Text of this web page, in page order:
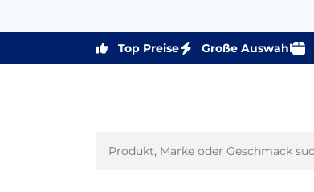
Top Preise Große Auswahl